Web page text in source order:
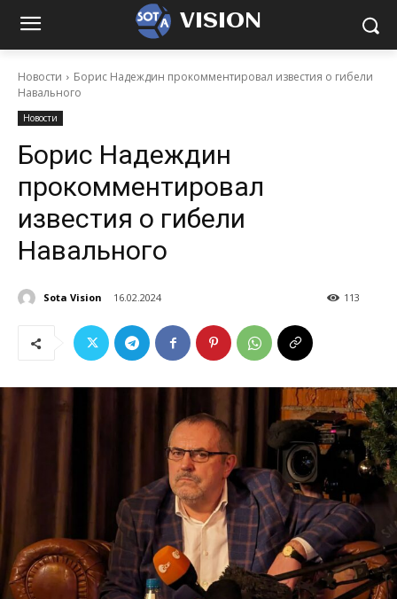
VISION
Новости
Борис Надеждин прокомментировал известия о гибели
Навального
Новости
Борис Надеждин
прокомментировал
известия о гибели
Навального
Sota Vision 16.02.2024 113